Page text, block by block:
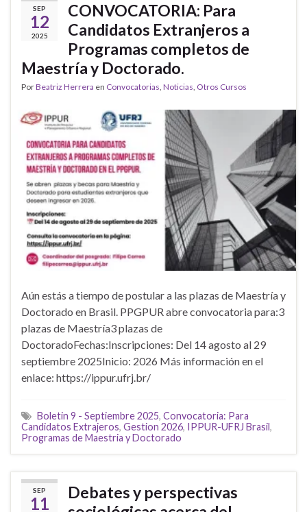
SEP
12
2025
CONVOCATORIA: Para
Candidatos Extranjeros a
Programas completos de
Maestría y Doctorado.
PorBeatriz Herrera en Convocatorias, Noticias, Otros Cursos
Aún estás a tiempo de postular a las plazas de Maestría y
Doctorado en Brasil. PPGPUR abre convocatoria para:3
plazas de Maestría3 plazas de
DoctoradoFechas:Inscripciones: Del 14 agosto al 29
septiembre 2025Inicio: 2026 Más información en el
enlace: https://ippur.ufrj.br/
Boletin 9 - Septiembre 2025, Convocatoria: Para
Candidatos Extrajeros, Gestion 2026, IPPUR-UFRJ Brasil,
Programas de Maestria y Doctorado
SEP
11
Debates y perspectivas